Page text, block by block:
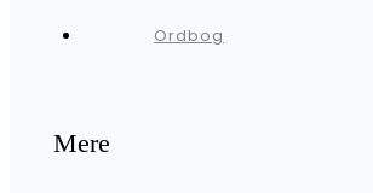
Ordbog
Mere